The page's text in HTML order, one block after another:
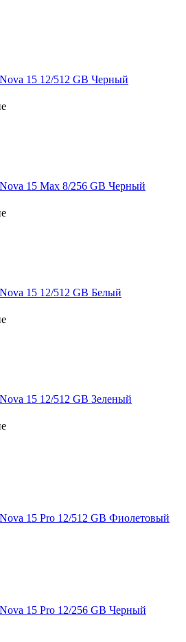
15 12/512 GB Черный
15 Max 8/256 GB Черный
15 12/512 GB Белый
15 12/512 GB Зеленый
15 Pro 12/512 GB Фиолетовый
15 Pro 12/256 GB Черный